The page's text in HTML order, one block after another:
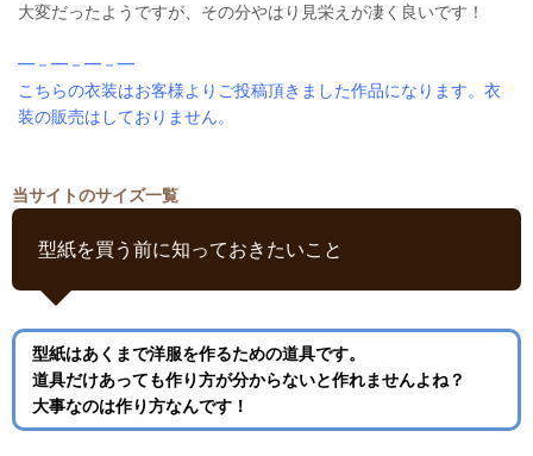
大変だったようですが、その分やはり見栄えが凄く良いです！
━－━－━－━
こちらの衣装はお客様よりご投稿頂きました作品になります。衣
装の販売はしておりません。
当サイトのサイズ一覧
型紙を買う前に知っておきたいこと
型紙はあくまで洋服を作るための道具です。
道具だけあっても作り方が分からないと作れませんよね？
大事なのは作り方なんです！